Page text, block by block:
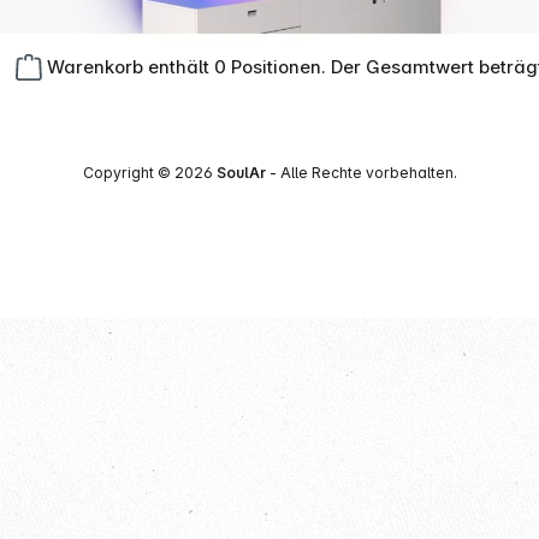
Warenkorb enthält 0 Positionen. Der Gesamtwert
Copyright © 2026 SoulAr- Alle Rechte vorbehalten.